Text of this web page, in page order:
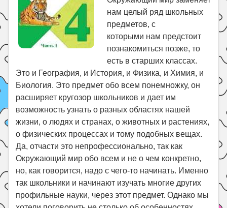
нам целый ряд школьных
предметов, с
которыми нам предстоит
познакомиться позже, то
есть в старших классах.
Это и География, и История, и Физика, и Химия, и
Биология. Это предмет обо всем понемножку, он
расширяет кругозор школьников и дает им
возможность узнать о разных областях нашей
жизни, о людях и странах, о животных и растениях,
о физических процессах и тому подобных вещах.
Да, отчасти это непрофессионально, так как
Окружающий мир обо всем и не о чем конкретно,
но, как говорится, надо с чего-то начинать. Именно
так школьники и начинают изучать многие других
профильные науки, через этот предмет. Однако мы